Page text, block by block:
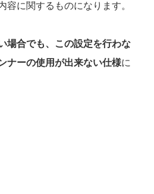
容に関するものになります。
場合でも、この設定を行わな
ナーの使用が出来ない仕様に